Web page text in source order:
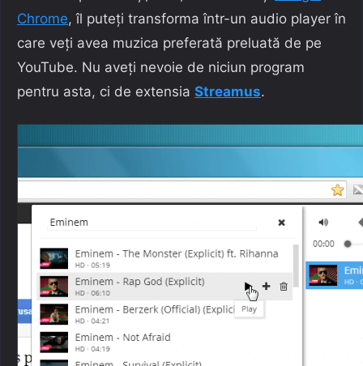
Chrome, îl puteți transforma într-un audio player în
care veți avea muzica preferată preluată de pe
YouTube. Nu aveți nevoie de niciun program
pentru asta, ci de extensia Streamus.